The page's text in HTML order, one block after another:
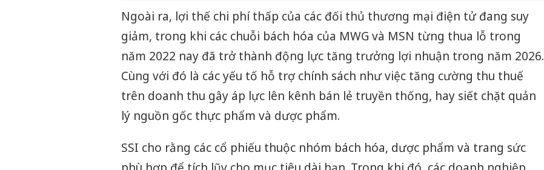
Ngoài ra, lợi thế chi phí thấp của các đối thủ thương mại điện tử đang suy
giảm, trong khi các chuỗi bách hóa của MWG và MSN từng thua lỗ trong
năm 2022 nay đã trở thành động lực tăng trưởng lợi nhuận trong năm 2026.
Cùng với đó là các yếu tố hỗ trợ chính sách như việc tăng cường thu thuế
trên doanh thu gây áp lực lên kênh bán lẻ truyền thống, hay siết chặt quản
lý nguồn gốc thực phẩm và dược phẩm.
SSI cho rằng các cổ phiếu thuộc nhóm bách hóa, dược phẩm và trang sức